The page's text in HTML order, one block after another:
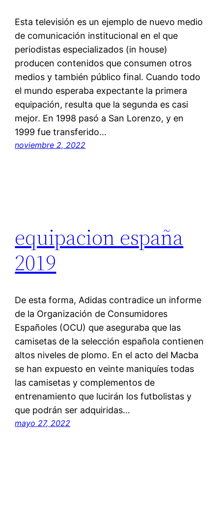
Esta televisión es un ejemplo de nuevo medio
de comunicación institucional en el que
periodistas especializados (in house)
producen contenidos que consumen otros
medios y también público final. Cuando todo
el mundo esperaba expectante la primera
equipación, resulta que la segunda es casi
mejor. En 1998 pasó a San Lorenzo, y en
1999 fue transferido…
noviembre 2, 2022
equipacion españa
2019
De esta forma, Adidas contradice un informe
de la Organización de Consumidores
Españoles (OCU) que aseguraba que las
camisetas de la selección española contienen
altos niveles de plomo. En el acto del Macba
se han expuesto en veinte maniquíes todas
las camisetas y complementos de
entrenamiento que lucirán los futbolistas y
que podrán ser adquiridas…
mayo 27, 2022